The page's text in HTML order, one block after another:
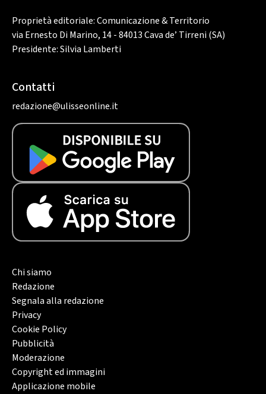
Proprietà editoriale: Comunicazione & Territorio
via Ernesto Di Marino, 14 - 84013 Cava de’ Tirreni (SA)
Presidente: Silvia Lamberti
Contatti
redazione@ulisseonline.it
Chi siamo
Redazione
Segnala alla redazione
Privacy
Cookie Policy
Pubblicità
Moderazione
Copyright ed immagini
Applicazione mobile